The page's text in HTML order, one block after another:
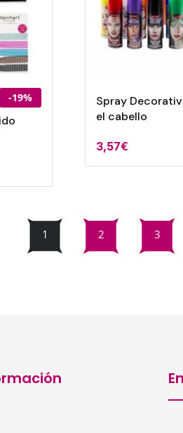
-19%
Spray
el cabello
3,57€
1 2 3